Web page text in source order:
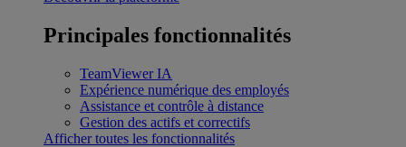
Principales fonctionnalités
TeamViewer IA
Expérience numérique des employés
Assistance et contrôle à distance
Gestion des actifs et correctifs
Afficher toutes les fonctionnalités